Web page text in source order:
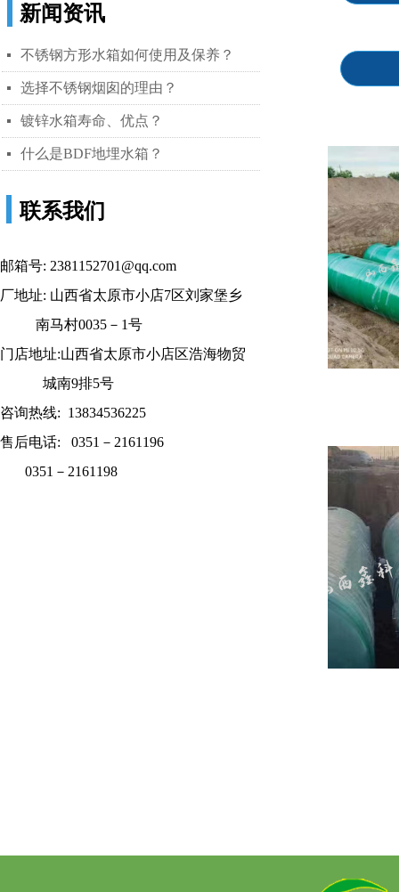
新闻资讯
넷 不锈钢方形水箱如何使用及保养？
넷 选择不锈钢烟囱的理由？
넷 镀锌水箱寿命、优点？
넷 什么是BDF地埋水箱？
联系我们
邮箱号: 2381152701@qq.com
厂地址: 山西省太原市小店7区刘家堡乡
南马村0035－1号
门店地址:山西省太原市小店区浩海物贸
城南9排5号
咨询热线: 13834536225
售后电话: 0351－2161196
0351－2161198